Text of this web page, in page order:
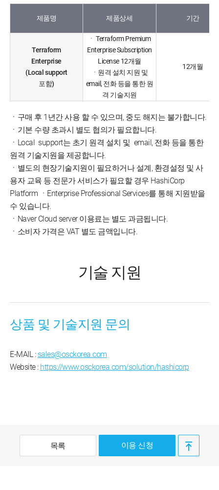
제품명 제품상세 기간
Terraform
Enterprise
(Local support
포함)
ㆍ Terraform Premium
Enterprise Subscription
License 12개월
ㆍ원격 설치 지원 및
email, 전화 등을 통한 원
격 기술지원
12개월
ㆍ구매 후 1년간 사용 할 수 있으며, 중도 해지는 불가합니다.
ㆍ기본 수량 초과시 별도 협의가 필요합니다.
ㆍLocal support는 초기 원격 설치 및 email, 전화 등을 통한
원격 기술지원을 제공합니다.
ㆍ별도의 현장기술지원이 필요하거나 설계, 환경설정 및 사
용자 교육 등 전문가 서비스가 필요할 경우 HashiCorp
Platform ㆍEnterprise Professional Services를 통해 지원받을
수 있습니다.
ㆍNaver Cloud server 이용료는 별도 과금됩니다.
ㆍ소비자 가격은 VAT 별도 금액입니다.
기술 지원
상품 및 기술지원 문의
E-MAIL : sales@osckorea.com
Website : https://www.osckorea.com/solution/hashicorp
목록 이용 신청